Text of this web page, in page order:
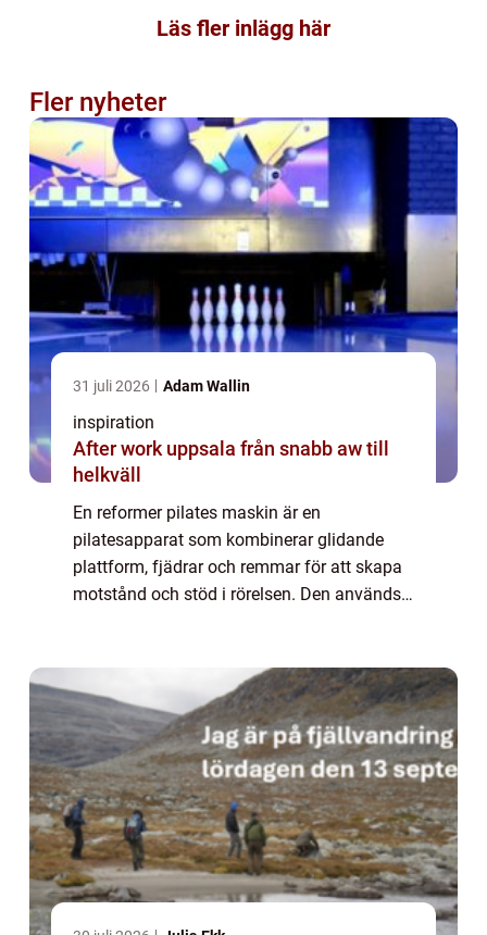
Läs fler inlägg här
Fler nyheter
31 juli 2026 Adam Wallin
inspiration
After work uppsala från snabb aw till
helkväll
En reformer pilates maskin är en
pilatesapparat som kombinerar glidande
plattform, fjädrar och remmar för att skapa
motstånd och stöd i rörelsen. Den används